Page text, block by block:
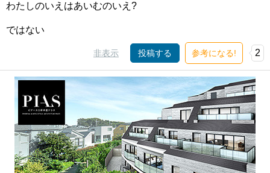
わたしのいえはあいむのいえ?
ではない
非表示 投稿する 参考になる! 2